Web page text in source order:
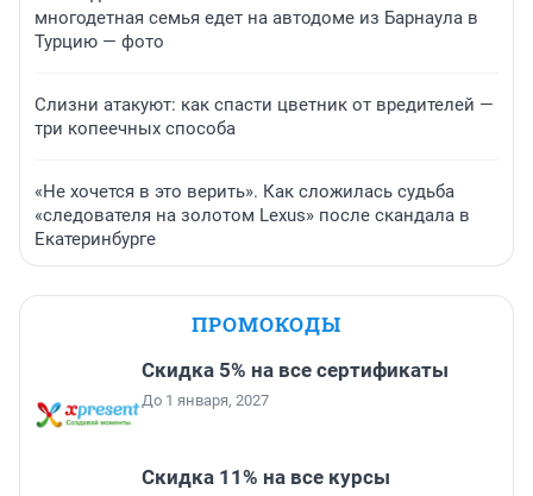
многодетная семья едет на автодоме из Барнаула в
Турцию — фото
Слизни атакуют: как спасти цветник от вредителей —
три копеечных способа
«Не хочется в это верить». Как сложилась судьба
«следователя на золотом Lexus» после скандала в
Екатеринбурге
ПРОМОКОДЫ
Скидка 5% на все сертификаты
До 1 января, 2027
Скидка 11% на все курсы